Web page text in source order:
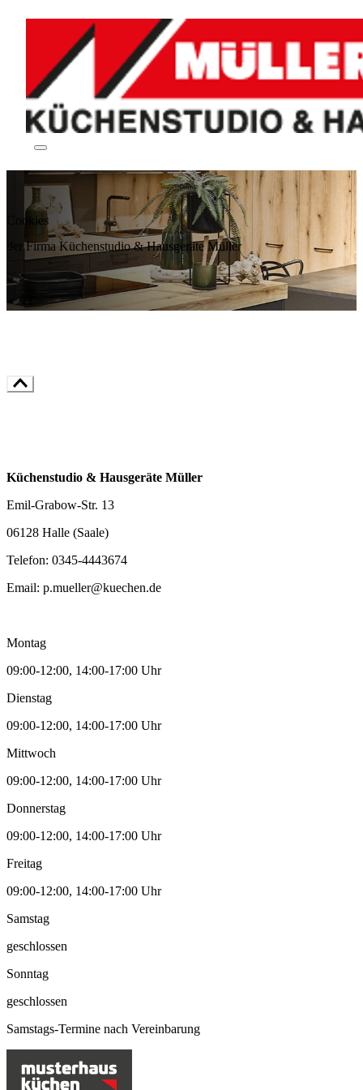
Cookies
der Firma Küchenstudio & Hausgeräte Müller
Küchenstudio & Hausgeräte Müller
Emil-Grabow-Str. 13
06128 Halle (Saale)
Telefon: 0345-4443674
Email: p.mueller@kuechen.de
Montag
09:00-12:00, 14:00-17:00 Uhr
Dienstag
09:00-12:00, 14:00-17:00 Uhr
Mittwoch
09:00-12:00, 14:00-17:00 Uhr
Donnerstag
09:00-12:00, 14:00-17:00 Uhr
Freitag
09:00-12:00, 14:00-17:00 Uhr
Samstag
geschlossen
Sonntag
geschlossen
Samstags-Termine nach Vereinbarung